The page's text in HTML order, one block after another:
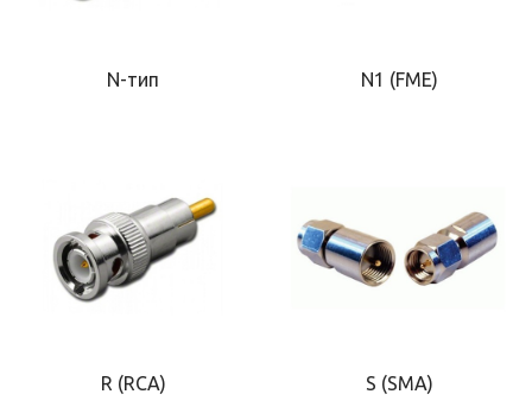
N-тип N1 (FME)
R (RCA) S (SMA)